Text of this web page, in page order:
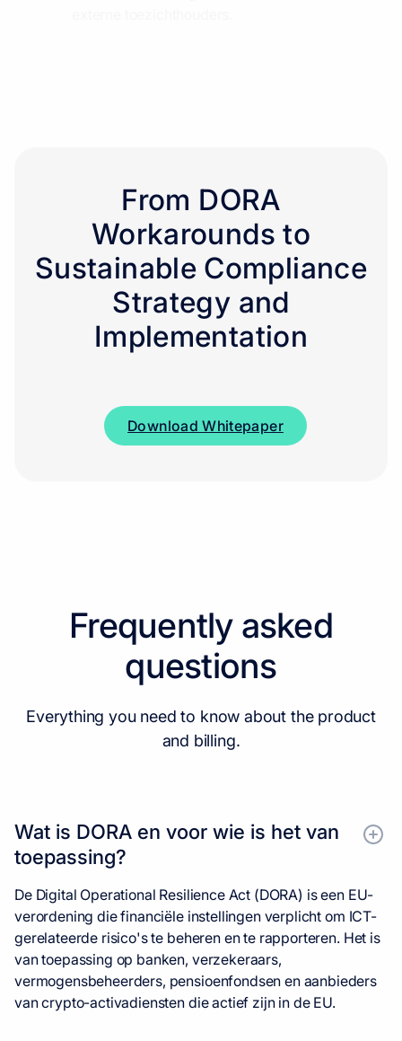
From DORA
Workarounds to
Sustainable Compliance
Strategy and
Implementation
Download Whitepaper
Frequently asked
questions
Everything you need to know about the product
and billing.
Wat is DORA en voor wie is het van
toepassing?
De Digital Operational Resilience Act (DORA) is een EU-
verordening die financiële instellingen verplicht om ICT-
gerelateerde risico's te beheren en te rapporteren. Het is
van toepassing op banken, verzekeraars,
vermogensbeheerders, pensioenfondsen en aanbieders
van crypto-activadiensten die actief zijn in de EU.